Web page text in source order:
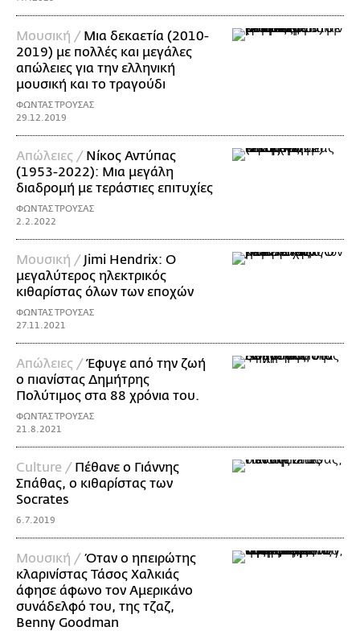
Μουσική / Μια δεκαετία (2010-
2019) με πολλές και μεγάλες
απώλειες για την ελληνική
μουσική και το τραγούδι
ΦΩΝΤΑΣ ΤΡΟΥΣΑΣ
29.12.2019
Απώλειες / Νίκος Αντύπας
(1953-2022): Μια μεγάλη
διαδρομή με τεράστιες επιτυχίες
ΦΩΝΤΑΣ ΤΡΟΥΣΑΣ
2.2.2022
Μουσική / Jimi Hendrix: O
μεγαλύτερος ηλεκτρικός
κιθαρίστας όλων των εποχών
ΦΩΝΤΑΣ ΤΡΟΥΣΑΣ
27.11.2021
Απώλειες /Έφυγε από την ζωή
ο πιανίστας Δημήτρης
Πολύτιμος στα 88 χρόνια του.
ΦΩΝΤΑΣ ΤΡΟΥΣΑΣ
21.8.2021
Culture / Πέθανε ο Γιάννης
Σπάθας, ο κιθαρίστας των
Socrates
6.7.2019
Μουσική /Όταν ο ηπειρώτης
κλαρινίστας Τάσος Χαλκιάς
άφησε άφωνο τον Αμερικάνο
συνάδελφό του, της τζαζ,
Benny Goodman